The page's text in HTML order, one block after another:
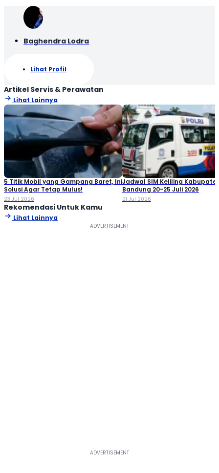
Baghendra Lodra
Lihat Profil
Artikel Servis & Perawatan
Lihat Lainnya
5 Titik Mobil yang Gampang Baret, Ini
Solusi Agar Tetap Mulus!
23 Jul 2026
Jadwal SIM Keliling
Bandung 20-25 Juli 2026
21 Jul 2026
Rekomendasi Untuk Kamu
Lihat Lainnya